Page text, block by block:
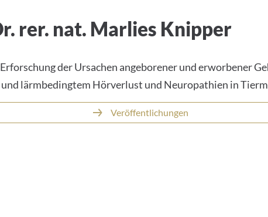
rer. nat. Marlies Knipper
der Ursachen angeborener und erworbener
lärmbedingtem Hörverlust und Neuropathien in
Veröffentlichungen